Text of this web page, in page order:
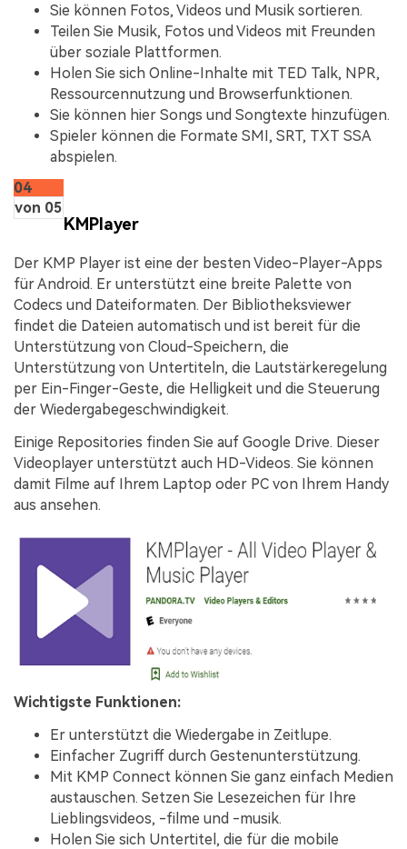
Sie können Fotos, Videos und Musik sortieren.
Teilen Sie Musik, Fotos und Videos mit Freunden
über soziale Plattformen.
Holen Sie sich Online-Inhalte mit TED Talk, NPR,
Ressourcennutzung und Browserfunktionen.
Sie können hier Songs und Songtexte hinzufügen.
Spieler können die Formate SMI, SRT, TXT SSA
abspielen.
04
von 05
KMPlayer
Der KMP Player ist eine der besten Video-Player-Apps
für Android. Er unterstützt eine breite Palette von
Codecs und Dateiformaten. Der Bibliotheksviewer
findet die Dateien automatisch und ist bereit für die
Unterstützung von Cloud-Speichern, die
Unterstützung von Untertiteln, die Lautstärkeregelung
per Ein-Finger-Geste, die Helligkeit und die Steuerung
der Wiedergabegeschwindigkeit.
Einige Repositories finden Sie auf Google Drive. Dieser
Videoplayer unterstützt auch HD-Videos. Sie können
damit Filme auf Ihrem Laptop oder PC von Ihrem Handy
aus ansehen.
Wichtigste Funktionen:
Er unterstützt die Wiedergabe in Zeitlupe.
Einfacher Zugriff durch Gestenunterstützung.
Mit KMP Connect können Sie ganz einfach Medien
austauschen. Setzen Sie Lesezeichen für Ihre
Lieblingsvideos, -filme und -musik.
Holen Sie sich Untertitel, die für die mobile